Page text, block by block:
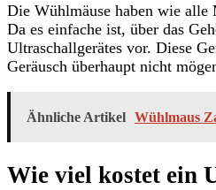
Die Wühlmäuse haben wie alle
Da es einfache ist, über das
Ultraschallgerätes vor. Diese
Geräusch überhaupt nicht
Ähnliche Artikel Wühlmaus
Wie viel kostet ein